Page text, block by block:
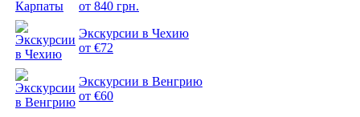
от 840 грн.
Экскурсии в Чехию
от €72
Экскурсии в Венгрию
от €60